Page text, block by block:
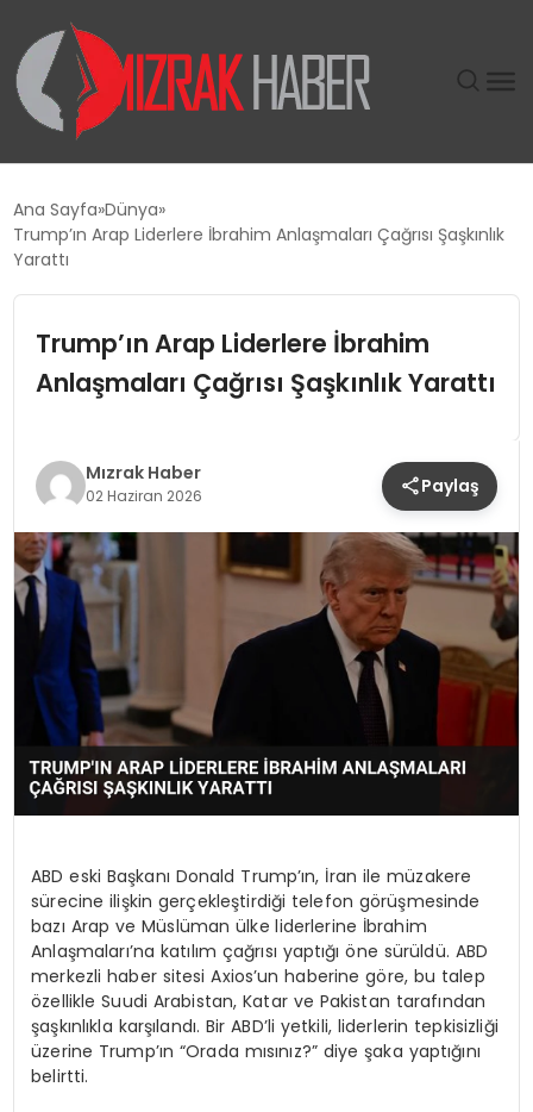
SIYASET
EKONOMI
TEKNOLOJI
YAŞAM
Ana Sayfa Dünya
Trump’ın Arap Liderlere İbrahim Anlaşmaları Çağrısı Şaşkınlık
Yarattı
Trump’ın Arap Liderlere İbrahim
Anlaşmaları Çağrısı Şaşkınlık Yarattı
Mızrak Haber
02 Haziran 2026 Paylaş
ABD eski Başkanı Donald Trump’ın, İran ile müzakere
sürecine ilişkin gerçekleştirdiği telefon görüşmesinde
bazı Arap ve Müslüman ülke liderlerine İbrahim
Anlaşmaları’na katılım çağrısı yaptığı öne sürüldü. ABD
merkezli haber sitesi Axios’un haberine göre, bu talep
özellikle Suudi Arabistan, Katar ve Pakistan tarafından
şaşkınlıkla karşılandı. Bir ABD’li yetkili, liderlerin tepkisizliği
üzerine Trump’ın “Orada mısınız?” diye şaka yaptığını
belirtti.